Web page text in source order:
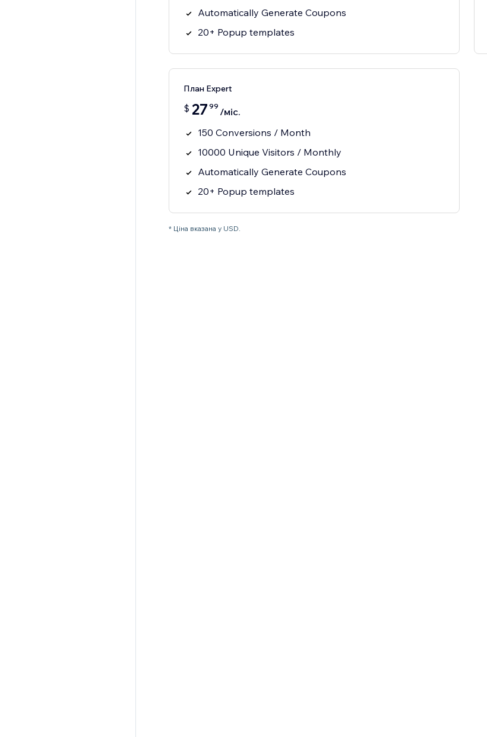
Automatically Generate Coupons
20+ Popup templates
План Expert
$ 27 99 /міс.
150 Conversions / Month
10000 Unique Visitors / Monthly
Automatically Generate Coupons
20+ Popup templates
* Ціна вказана у USD.